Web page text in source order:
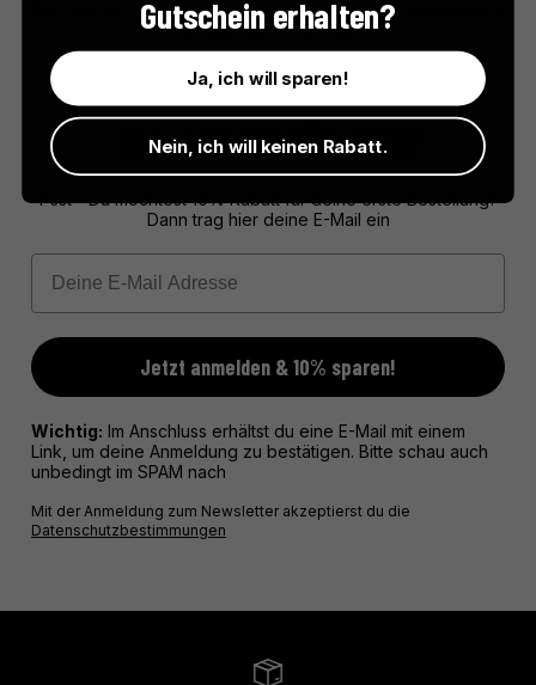
Genüsse der Provence – hergestellt mit echter Handwerkskunst
10% RABATT FÜR DICH!
Psst - Du möchtest 10% Rabatt für deine erste Bestellung?
Dann trag hier deine E-Mail ein
Email
Jetzt anmelden & 10% sparen!
Wichtig: Im Anschluss erhältst du eine E-Mail mit einem
Link, um deine Anmeldung zu bestätigen. Bitte schau auch
unbedingt im SPAM nach
Mit der Anmeldung zum Newsletter akzeptierst du die
Datenschutzbestimmungen
Gutschein erhalten?
Ja, ich will sparen!
Nein, ich will keinen Rabatt.